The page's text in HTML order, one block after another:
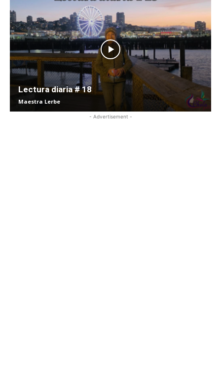
Lectura diaria # 18
Maestra Lerbe
- Advertisement -